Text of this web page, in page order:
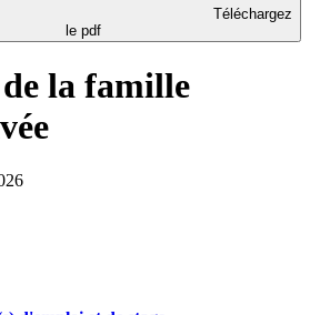
Téléchargez
le pdf
la famille